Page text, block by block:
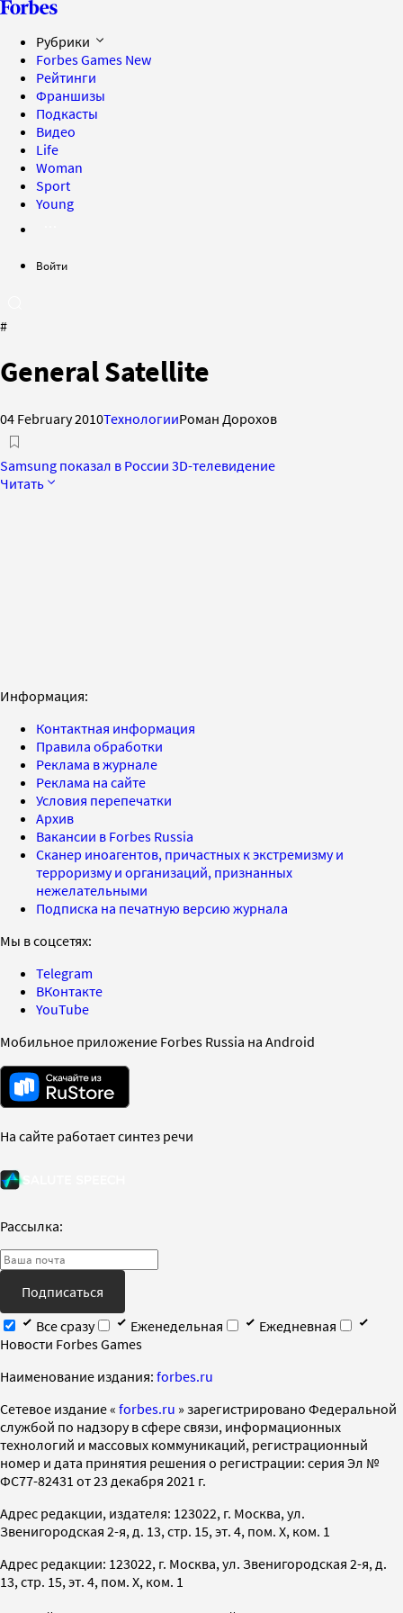
Рубрики
Forbes Games New
Рейтинги
Франшизы
Подкасты
Видео
Life
Woman
Sport
Young
Войти
#
General Satellite
04 February 2010ТехнологииРоман Дорохов
Samsung показал в России 3D-телевидение
Читать
Информация:
Контактная информация
Правила обработки
Реклама в журнале
Реклама на сайте
Условия перепечатки
Архив
Вакансии в Forbes Russia
Сканер иноагентов, причастных к экстремизму и
терроризму и организаций, признанных
нежелательными
Подписка на печатную версию журнала
Мы в соцсетях:
Telegram
ВКонтакте
YouTube
Мобильное приложение Forbes Russia на Android
На сайте работает синтез речи
Рассылка:
Подписаться
Все сразу
Еженедельная
Ежедневная
Новости Forbes Games
Наименование издания: forbes.ru
Cетевое издание « forbes.ru » зарегистрировано Федеральной
службой по надзору в сфере связи, информационных
технологий и массовых коммуникаций, регистрационный
номер и дата принятия решения о регистрации: серия Эл №
ФС77-82431 от 23 декабря 2021 г.
Адрес редакции, издателя: 123022, г. Москва, ул.
Звенигородская 2-я, д. 13, стр. 15, эт. 4, пом. X, ком. 1
Адрес редакции: 123022, г. Москва, ул. Звенигородская 2-я, д.
13, стр. 15, эт. 4, пом. X, ком. 1